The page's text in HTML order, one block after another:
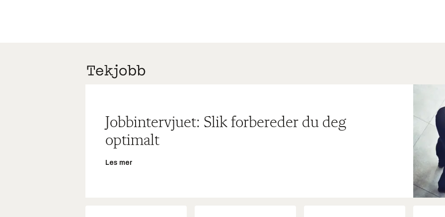
Jobbintervjuet: Slik forbereder du deg
optimalt
Les mer